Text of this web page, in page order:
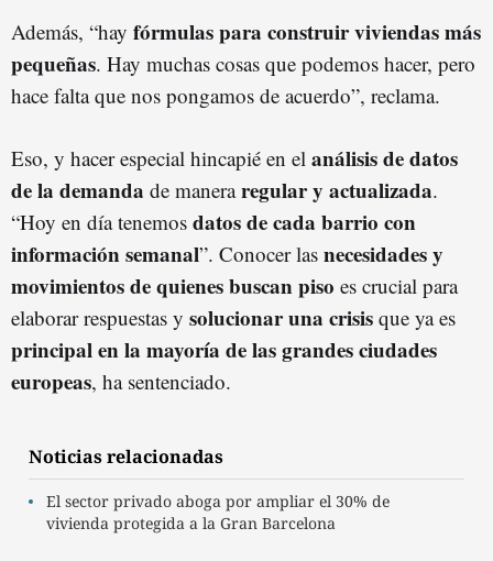
Además, “hay fórmulas para construir viviendas más
pequeñas. Hay muchas cosas que podemos hacer, pero
hace falta que nos pongamos de acuerdo”, reclama.
Eso, y hacer especial hincapié en el análisis de datos
de la demanda de maneraregular y actualizada.
“Hoy en día tenemos datos de cada barrio con
información semanal”. Conocer las necesidades y
movimientos de quienes buscan piso es crucial para
elaborar respuestas y solucionar una crisis que ya es
principal en la mayoría de las grandes ciudades
europeas, ha sentenciado.
Noticias relacionadas
El sector privado aboga por ampliar el 30% de
vivienda protegida a la Gran Barcelona